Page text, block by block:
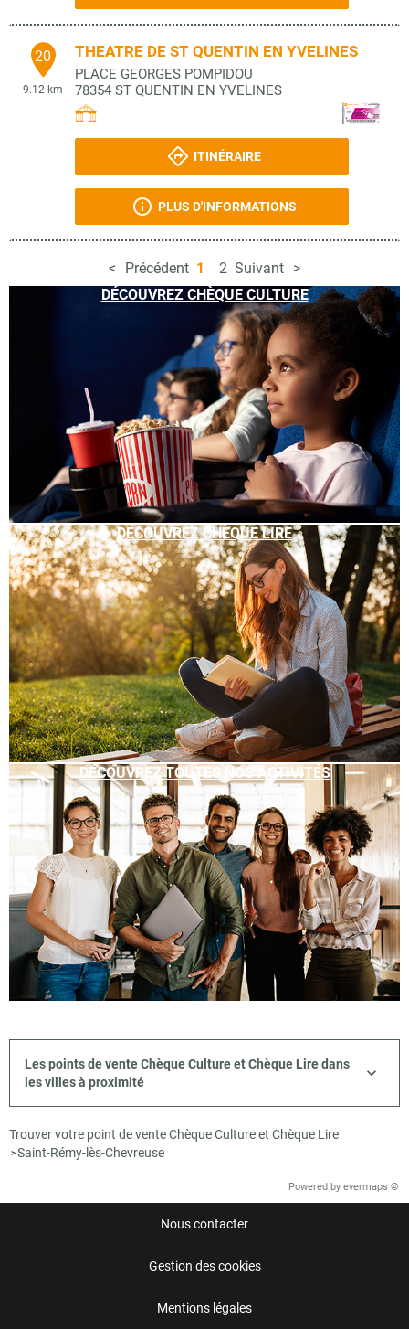
20
9.12 km
THEATRE DE ST QUENTIN EN YVELINES
PLACE GEORGES POMPIDOU
78354 ST QUENTIN EN YVELINES
ITINÉRAIRE
PLUS D'INFORMATIONS
Précédent 1 2 Suivant
DÉCOUVREZ CHÈQUE CULTURE
DÉCOUVREZ CHÈQUE LIRE
DÉCOUVREZ TOUTES NOS ACTIVITÉS
Les points de vente Chèque Culture et Chèque Lire dans
les villes à proximité
Trouver votre point de vente Chèque Culture et Chèque Lire
>Saint-Rémy-lès-Chevreuse
Powered by evermaps ©
Nous contacter
Gestion des cookies
Mentions légales